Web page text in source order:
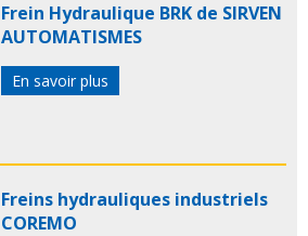
Frein Hydraulique BRK de SIRVEN
AUTOMATISMES
En savoir plus
Freins hydrauliques industriels
COREMO